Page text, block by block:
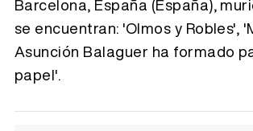
Barcelona, España (España),
se encuentran: 'Olmos y Robles',
Asunción Balaguer ha formado
papel'.